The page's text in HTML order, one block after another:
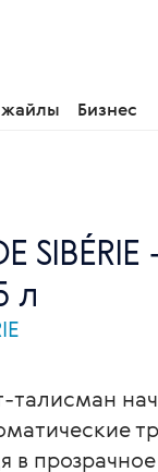
жайлы Бизнес
л
талисман
в